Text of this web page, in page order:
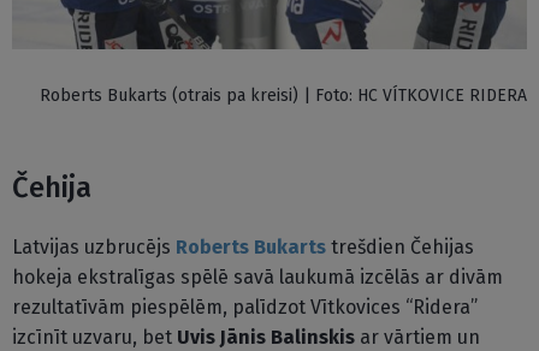
Roberts Bukarts (otrais pa kreisi) | Foto: HC VÍTKOVICE RIDERA
Čehija
Latvijas uzbrucējs Roberts Bukarts trešdien Čehijas
hokeja ekstralīgas spēlē savā laukumā izcēlās ar divām
rezultatīvām piespēlēm, palīdzot Vītkovices “Ridera”
izcīnīt uzvaru, bet Uvis Jānis Balinskis ar vārtiem un